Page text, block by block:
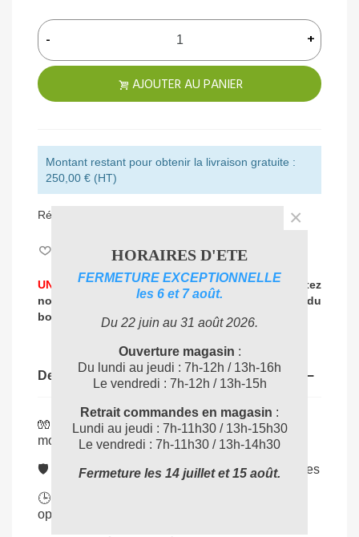
- +
AJOUTER AU PANIER
Montant restant pour obtenir la livraison gratuite :
250,00 € (HT)
Référence:
UNE PROBLEMATIQUE DE NETTOYAGE ?Contactez
nos experts
pour vous accompagner dans
le choix du
bon produit: 04 72 78 87 87
Description
🧤 Latex souple: excellente liberté de
mouvement
🛡️ Protection fiable: contre produits et salissures
🕒
optimal
HORAIRES D'ETE
FERMETURE EXCEPTIONNELLE
les 6 et 7 août.
Du 22 juin au 31 août 2026.
Ouverture magasin :
Du lundi au jeudi : 7h-12h / 13h-16h
Le vendredi : 7h-12h / 13h-15h
Retrait commandes en magasin :
Lundi au jeudi : 7h-11h30 / 13h-15h30
Le vendredi : 7h-11h30 / 13h-14h30
Fermeture les 14 juillet et 15 août.
×